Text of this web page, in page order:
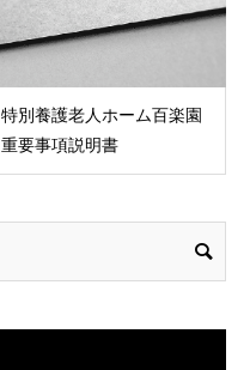
特別養護老人ホーム百楽園
重要事項説明書